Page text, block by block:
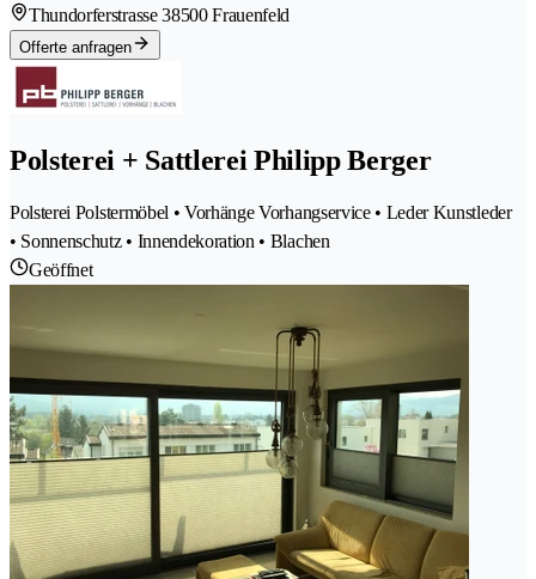
Thundorferstrasse 38500 Frauenfeld
Offerte anfragen
Polsterei + Sattlerei Philipp Berger
Polsterei Polstermöbel • Vorhänge Vorhangservice • Leder Kunstleder
• Sonnenschutz • Innendekoration • Blachen
Geöffnet